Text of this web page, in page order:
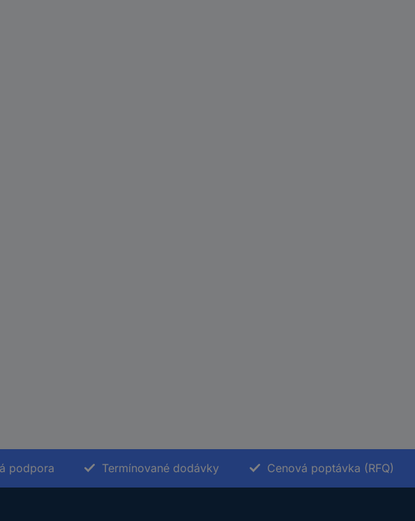
podpora Termínované dodávky Cenová poptávka (RFQ)